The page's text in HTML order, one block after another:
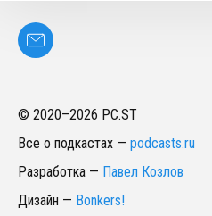
© 2020–2026 PC.ST
Все о подкастах — podcasts.ru
Разработка — Павел Козлов
Дизайн — Bonkers!